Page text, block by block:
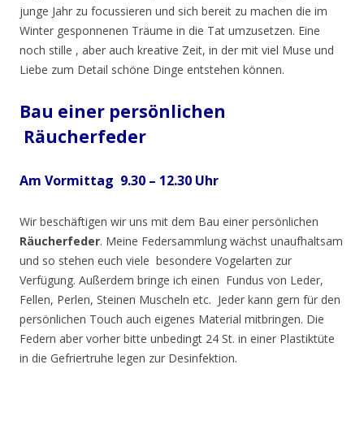
junge Jahr zu focussieren und sich bereit zu machen die im
Winter gesponnenen Träume in die Tat umzusetzen. Eine
noch stille , aber auch kreative Zeit, in der mit viel Muse und
Liebe zum Detail schöne Dinge entstehen können.
Bau einer persönlichen
Räucherfeder
Am Vormittag 9.30 – 12.30 Uhr
Wir beschäftigen wir uns mit dem Bau einer persönlichen
Räucherfeder. Meine Federsammlung wächst unaufhaltsam
und so stehen euch viele besondere Vogelarten zur
Verfügung. Außerdem bringe ich einen Fundus von Leder,
Fellen, Perlen, Steinen Muscheln etc. Jeder kann gern für den
persönlichen Touch auch eigenes Material mitbringen. Die
Federn aber vorher bitte unbedingt 24 St. in einer Plastiktüte
in die Gefriertruhe legen zur Desinfektion.